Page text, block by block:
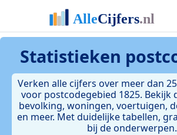
Statistieken
Verken alle cijfers over meer dan
voor postcodegebied 1825. Bekijk
bevolking, woningen, voertuigen,
en meer. Met duidelijke tabellen,
bij de onderwerpen.